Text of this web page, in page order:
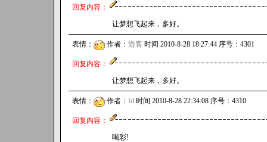
回复内容：
让梦想飞起来，多好。
表情： 作者： 游客 时间 2010-8-28 18:27:44 序号：4301
回复内容：
让梦想飞起来，多好。
表情： 作者： fd 时间 2010-8-28 22:34:08 序号：4310
回复内容：
喝彩!